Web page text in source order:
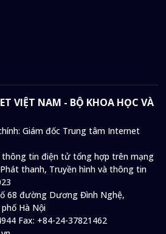
VIỆT NAM - BỘ KHOA HỌC VÀ
Giám đốc Trung tâm Internet
thông tin điện tử tổng hợp trên mạng
thanh, Truyền hình và thông tin
68 đường Dương Đình Nghệ,
Hà Nội
Fax: +84-24-37821462